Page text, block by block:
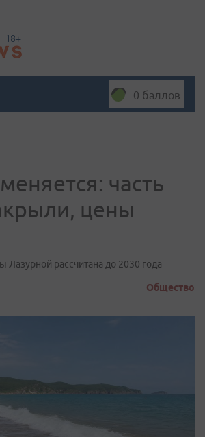
0 баллов
часть
цены
Лазурной рассчитана до 2030 года
Общество